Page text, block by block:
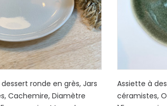
ronde en grès, Jars
Cachemire, Diamètre
Assiette à
céramistes,